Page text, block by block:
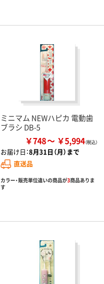
ミニマム NEWハピカ 電動歯
ブラシ DB-5
￥748 ￥5,994
お届け日：8月31日（月）まで
直送品
カラー・販売単位違いの商品が3商品ありま
す